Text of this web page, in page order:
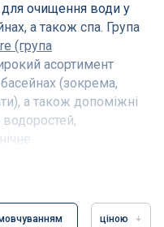
для очищення води у
а також спа. Група
(група
асортимент
(зокрема,
а також допоміжні
ставленням
ціною